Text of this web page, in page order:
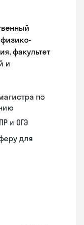
факультет
и
по
и ОГЭ
для